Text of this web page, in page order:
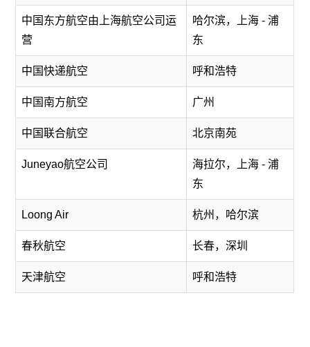
中国东方航空由上海航空公司运
营
哈尔滨，上海 - 浦
东
中国快递航空 呼和浩特
中国南方航空 广州
中国联合航空 北京南苑
Juneyao航空公司
海拉尔，上海 - 浦
东
Loong Air 杭州，哈尔滨
春秋航空 长春，深圳
天津航空 呼和浩特